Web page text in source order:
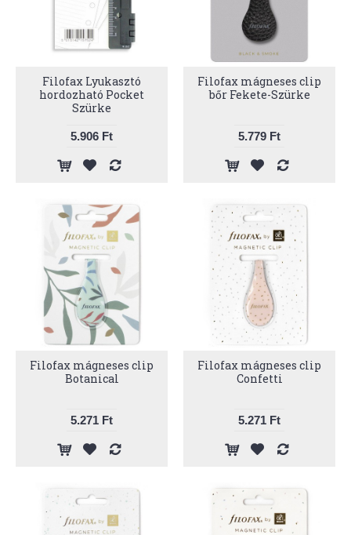
Filofax Lyukasztó
hordozható Pocket
Szürke
5.906 Ft
Filofax mágneses clip
bőr Fekete-Szürke
5.779 Ft
Filofax mágneses clip
Botanical
5.271 Ft
Filofax mágneses clip
Confetti
5.271 Ft